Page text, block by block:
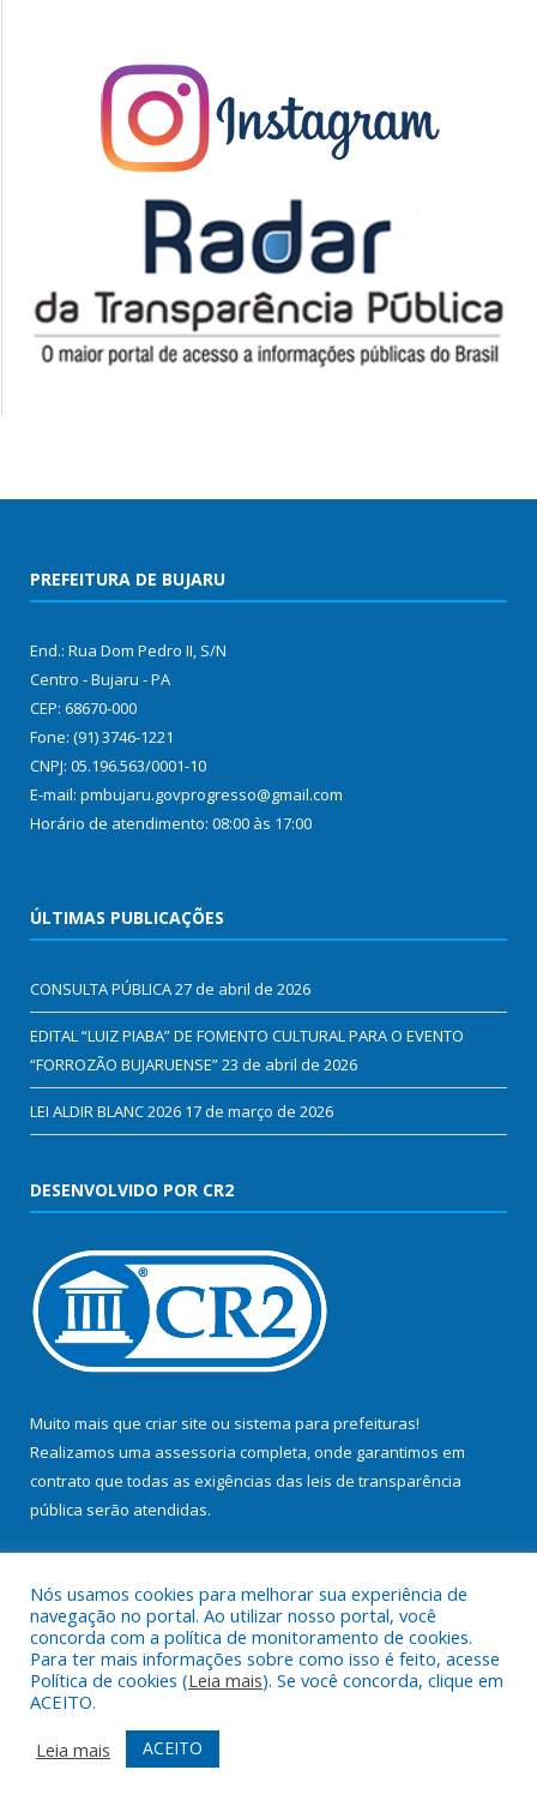
PREFEITURA DE BUJARU
End.: Rua Dom Pedro II, S/N
Centro - Bujaru - PA
CEP: 68670-000
Fone: (91) 3746-1221
CNPJ: 05.196.563/0001-10
E-mail: pmbujaru.govprogresso@gmail.com
Horário de atendimento: 08:00 às 17:00
ÚLTIMAS PUBLICAÇÕES
CONSULTA PÚBLICA27 de abril de 2026
EDITAL “LUIZ PIABA” DE FOMENTO CULTURAL PARA O EVENTO
“FORROZÃO BUJARUENSE”23 de abril de 2026
LEI ALDIR BLANC 2026 17 de março de 2026
DESENVOLVIDO POR CR2
Muito mais que criar site ou sistema para prefeituras!
Realizamos uma assessoria completa, onde garantimos em
contrato que todas as exigências das leis de transparência
pública serão atendidas.
Todos os direitos reservados a Prefeitura Municipal de Bujaru.
Mapa do Site
Acessar Área Administrativa
Acessar Webmail
Nós usamos cookies para melhorar sua experiência de
navegação no portal. Ao utilizar nosso portal, você
concorda com a política de monitoramento de cookies.
Para ter mais informações sobre como isso é feito, acesse
Política de cookies (Leia mais). Se você concorda, clique em
ACEITO.
Leia mais
ACEITO